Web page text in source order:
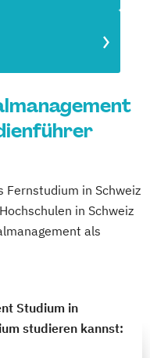
Fernstudium in Schweiz
in Schweiz
als
Studium in
studieren kannst: